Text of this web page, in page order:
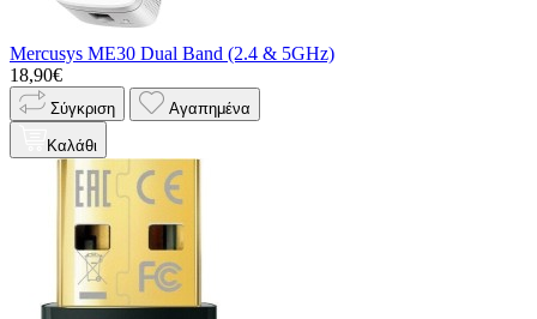
Mercusys ME30 Dual Band (2.4 & 5GHz)
18,90€
Σύγκριση Αγαπημένα
Καλάθι